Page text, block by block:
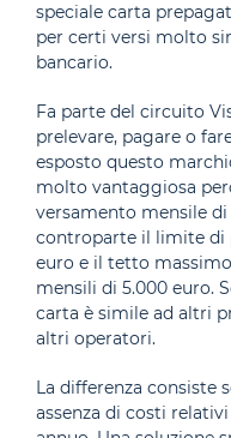
speciale carta
per certi versi molto
bancario.
Fa parte del circuito
prelevare, pagare o
esposto questo
molto vantaggiosa
versamento mensile di
controparte il limite di
euro e il tetto
mensili di 5.000 euro.
carta è simile ad altri
altri operatori.
La differenza consiste
assenza di costi